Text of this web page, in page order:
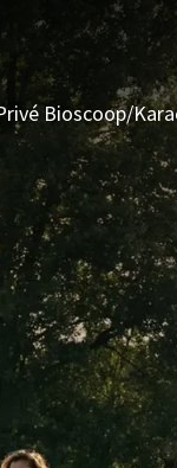
Bioscoop/